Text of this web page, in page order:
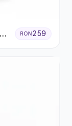
RON259